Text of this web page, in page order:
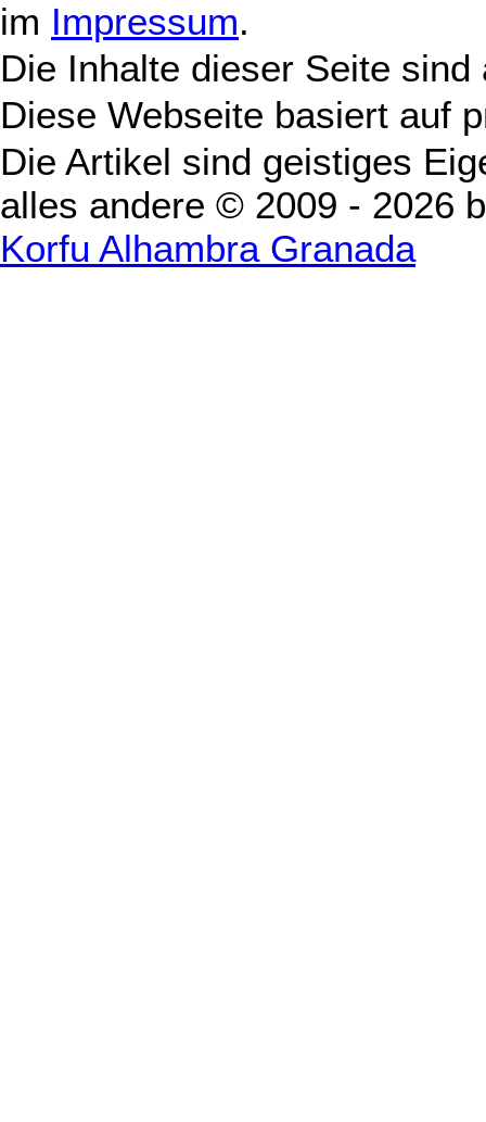
im Impressum.
Die Inhalte dieser Seite
Diese Webseite basiert auf
Die Artikel sind geistiges
alles andere © 2009 - 2026
Korfu Alhambra Granada